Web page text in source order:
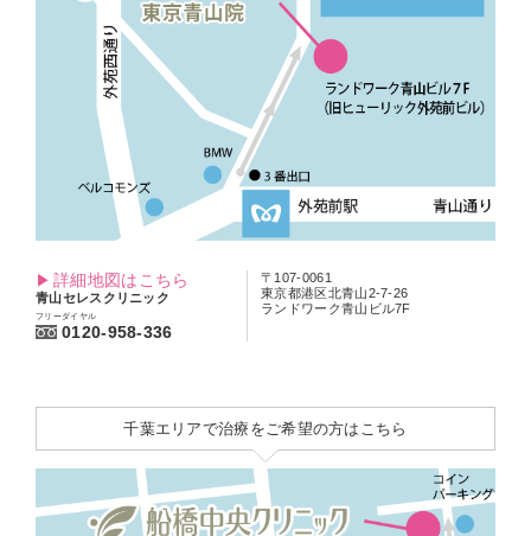
詳細地図はこちら
青山セレスクリニック
フリーダイヤル
0120-958-336
〒107-0061
東京都港区北青山2-7-26
ランドワーク青山ビル7F
千葉エリアで治療をご希望の方はこちら